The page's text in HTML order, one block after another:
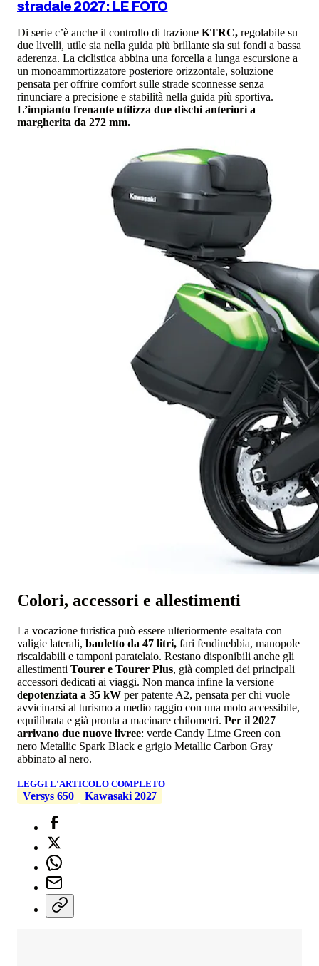
stradale 2027: LE FOTO
Di serie c’è anche il controllo di trazione KTRC, regolabile su
due livelli, utile sia nella guida più brillante sia sui fondi a bassa
aderenza. La ciclistica abbina una forcella a lunga escursione a
un monoammortizzatore posteriore orizzontale, soluzione
pensata per offrire comfort sulle strade sconnesse senza
rinunciare a precisione e stabilità nella guida più sportiva.
L’impianto frenante utilizza due dischi anteriori a
margherita da 272 mm.
Colori, accessori e allestimenti
La vocazione turistica può essere ulteriormente esaltata con
valigie laterali, bauletto da 47 litri, fari fendinebbia, manopole
riscaldabili e tamponi paratelaio. Restano disponibili anche gli
allestimenti Tourer e Tourer Plus, già completi dei principali
accessori dedicati ai viaggi. Non manca infine la versione
depotenziata a 35 kW per patente A2, pensata per chi vuole
avvicinarsi al turismo a medio raggio con una moto accessibile,
equilibrata e già pronta a macinare chilometri. Per il 2027
arrivano due nuove livree: verde Candy Lime Green con
nero Metallic Spark Black e grigio Metallic Carbon Gray
abbinato al nero.
LEGGI L'ARTICOLO COMPLETO
Versys 650 Kawasaki 2027